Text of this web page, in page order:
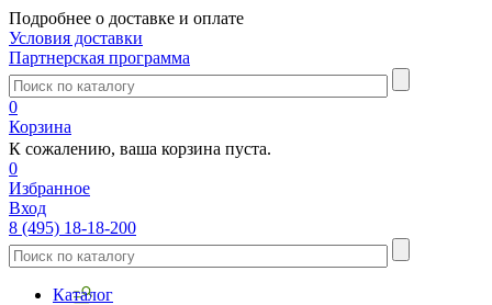
Подробнее о доставке и оплате
Условия доставки
Партнерская программа
0
Корзина
К сожалению, ваша корзина пуста.
0
Избранное
Вход
8 (495) 18-18-200
Каталог